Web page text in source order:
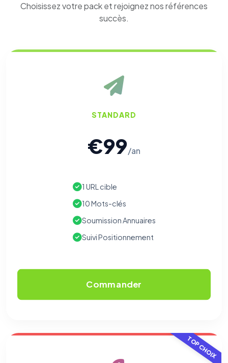
Choisissez votre pack et rejoignez nos références
succès.
STANDARD
€99/an
1 URL cible
10 Mots-clés
Soumission Annuaires
Suivi Positionnement
Commander
TOP CHOIX